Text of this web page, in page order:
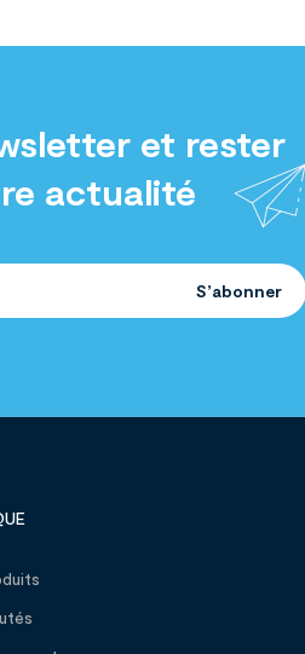
et rester
actualité
S’abonner